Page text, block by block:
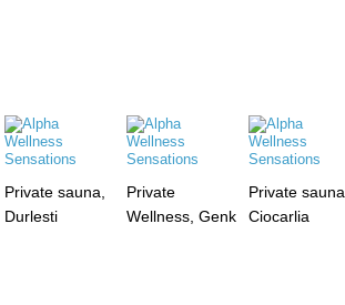
Private sauna,
Durlesti
Private
Wellness, Genk
Private sauna,
Ciocarlia